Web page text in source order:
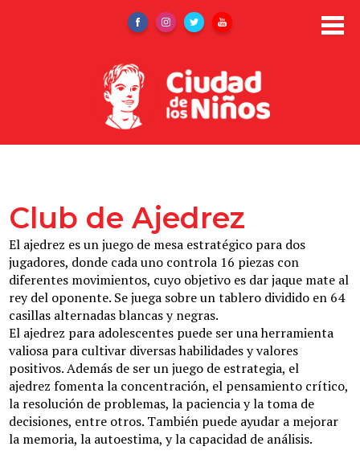
Skip
to
Área Administrativa
Área de Acompañamiento
Área Educativa
Área Pastoral
Área Deportiva
Área de salud y nutrición
Contacto
Club de Ajedrez
El ajedrez es un juego de mesa estratégico para dos
jugadores, donde cada uno controla 16 piezas con
diferentes movimientos, cuyo objetivo es dar jaque mate al
rey del oponente. Se juega sobre un tablero dividido en 64
casillas alternadas blancas y negras.
El ajedrez para adolescentes puede ser una herramienta
valiosa para cultivar diversas habilidades y valores
positivos. Además de ser un juego de estrategia, el
ajedrez fomenta la concentración, el pensamiento crítico,
la resolución de problemas, la paciencia y la toma de
decisiones, entre otros. También puede ayudar a mejorar
la memoria, la autoestima, y la capacidad de análisis.